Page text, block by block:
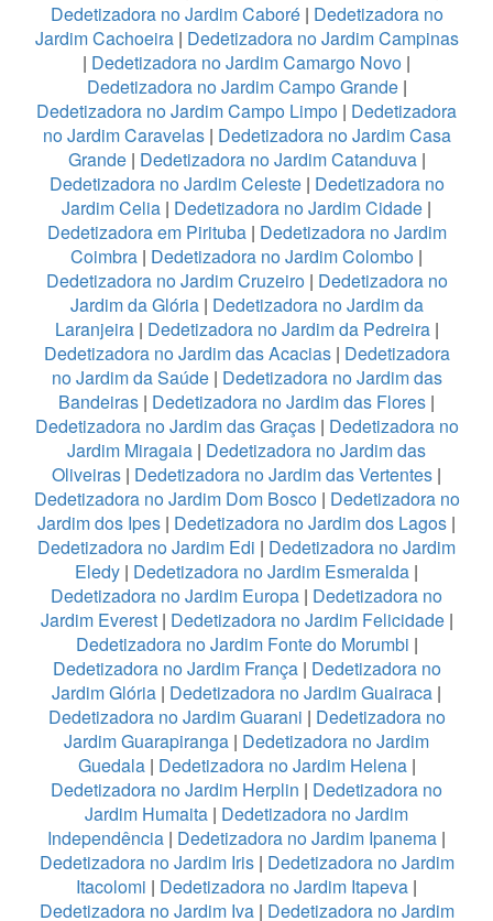
Dedetizadora no Jardim Caboré| Dedetizadora no
Jardim Cachoeira| Dedetizadora no Jardim Campinas
| Dedetizadora no Jardim Camargo Novo |
Dedetizadora no Jardim Campo Grande|
Dedetizadora no Jardim Campo Limpo | Dedetizadora
no Jardim Caravelas| Dedetizadora no Jardim Casa
Grande| Dedetizadora no Jardim Catanduva|
Dedetizadora no Jardim Celeste| Dedetizadora no
Jardim Celia | Dedetizadora no Jardim Cidade |
Dedetizadora em Pirituba| Dedetizadora no Jardim
Coimbra | Dedetizadora no Jardim Colombo |
Dedetizadora no Jardim Cruzeiro| Dedetizadora no
Jardim da Glória| Dedetizadora no Jardim da
Laranjeira| Dedetizadora no Jardim da Pedreira|
Dedetizadora no Jardim das Acacias| Dedetizadora
no Jardim da Saúde| Dedetizadora no Jardim das
Bandeiras | Dedetizadora no Jardim das Flores |
Dedetizadora no Jardim das Graças| Dedetizadora no
Jardim Miragaia | Dedetizadora no Jardim das
Oliveiras | Dedetizadora no Jardim das Vertentes |
Dedetizadora no Jardim Dom Bosco| Dedetizadora no
Jardim dos Ipes | Dedetizadora no Jardim dos Lagos |
Dedetizadora no Jardim Edi | Dedetizadora no Jardim
Eledy | Dedetizadora no Jardim Esmeralda |
Dedetizadora no Jardim Europa | Dedetizadora no
Jardim Everest| Dedetizadora no Jardim Felicidade|
Dedetizadora no Jardim Fonte do Morumbi |
Dedetizadora no Jardim França| Dedetizadora no
Jardim Glória | Dedetizadora no Jardim Guairaca |
Dedetizadora no Jardim Guarani | Dedetizadora no
Jardim Guarapiranga | Dedetizadora no Jardim
Guedala| Dedetizadora no Jardim Helena|
Dedetizadora no Jardim Herplin | Dedetizadora no
Jardim Humaita | Dedetizadora no Jardim
Independência | Dedetizadora no Jardim Ipanema |
Dedetizadora no Jardim Iris| Dedetizadora no Jardim
Itacolomi | Dedetizadora no Jardim Itapeva |
Dedetizadora no Jardim Iva| Dedetizadora no Jardim